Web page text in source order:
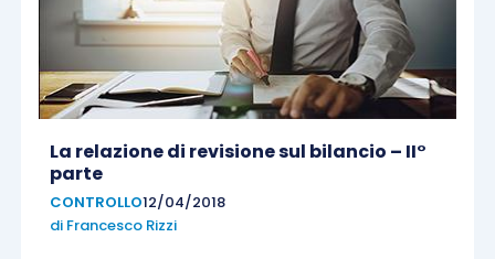
La relazione di revisione sul bilancio – II°
parte
CONTROLLO12/04/2018
di Francesco Rizzi